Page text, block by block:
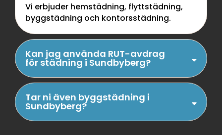
Vi erbjuder hemstädning, flyttstädning,
byggstädning och kontorsstädning.
Kan jag använda RUT-avdrag
för städning i Sundbyberg?
Tar ni även byggstädning i
Sundbyberg?